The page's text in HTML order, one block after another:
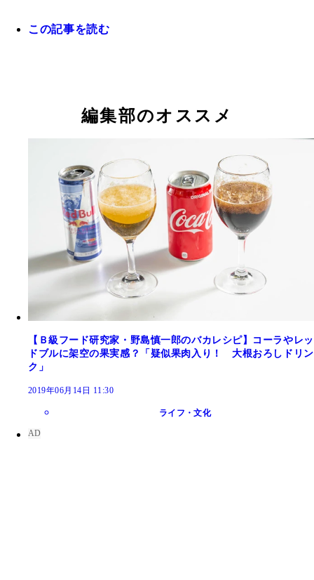
てフリーとなったが、今なお絶対的な存在感のカ
として、プロレス界に君臨し続けている
するほど大酒飲みでやさぐれキャラクターにも注
リーグ』（フジテレビ系）トラベルイングリッシ
を博すグラビアアイドル。プロ雀士としても活躍
20日に最新2ndトレカが発売予定
この記事を読む
編集部のオススメ
【Ｂ級フード研究家・野島慎一郎のバカレシピ】コーラやレッ
ドブルに架空の果実感？「疑似果肉入り！ 大根おろしドリン
ク」
2019年06月14日 11:30
ライフ・文化